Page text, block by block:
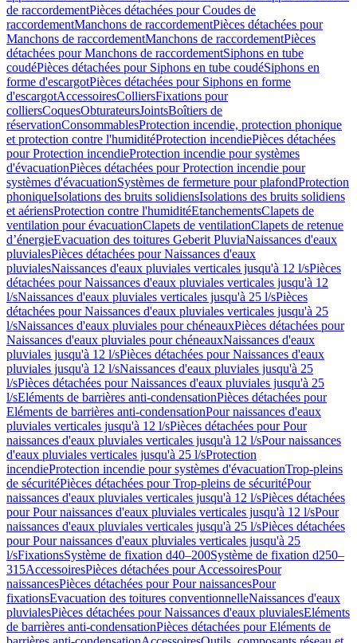
de raccordementPièces détachées pour Coudes de
raccordementManchons de raccordementPièces détachées pour
Manchons de raccordementManchons de raccordementPièces
détachées pour Manchons de raccordementSiphons en tube
coudéPièces détachées pour Siphons en tube coudéSiphons en
forme d'escargotPièces détachées pour Siphons en forme
d'escargotAccessoiresColliersFixations pour
colliersCoquesObturateursJointsBoîtiers de
réservationConsommablesProtection incendie, protection phonique
et protection contre l'humiditéProtection incendiePièces détachées
pour Protection incendieProtection incendie pour systèmes
d'évacuationPièces détachées pour Protection incendie pour
systèmes d'évacuationSystèmes de fermeture pour plafondProtection
phoniqueIsolations des bruits solidiensIsolations des bruits solidiens
et aériensProtection contre l'humiditéEtanchementsClapets de
ventilation pour évacuationClapets de ventilationClapets de retenue
d’énergieEvacuation des toitures Geberit PluviaNaissances d'eaux
pluvialesPièces détachées pour Naissances d'eaux
pluvialesNaissances d'eaux pluviales verticales jusqu'à 12 l/sPièces
détachées pour Naissances d'eaux pluviales verticales jusqu'à 12
l/sNaissances d'eaux pluviales verticales jusqu'à 25 l/sPièces
détachées pour Naissances d'eaux pluviales verticales jusqu'à 25
l/sNaissances d'eaux pluviales pour chéneauxPièces détachées pour
Naissances d'eaux pluviales pour chéneauxNaissances d'eaux
pluviales jusqu'à 12 l/sPièces détachées pour Naissances d'eaux
pluviales jusqu'à 12 l/sNaissances d'eaux pluviales jusqu'à 25
l/sPièces détachées pour Naissances d'eaux pluviales jusqu'à 25
l/sEléments de barrières anti-condensationPièces détachées pour
Eléments de barrières anti-condensationPour naissances d'eaux
pluviales verticales jusqu'à 12 l/sPièces détachées pour Pour
naissances d'eaux pluviales verticales jusqu'à 12 l/sPour naissances
d'eaux pluviales verticales jusqu'à 25 l/sProtection
incendieProtection incendie pour systèmes d'évacuationTrop-pleins
de sécuritéPièces détachées pour Trop-pleins de sécuritéPour
naissances d'eaux pluviales verticales jusqu'à 12 l/sPièces détachées
pour Pour naissances d'eaux pluviales verticales jusqu'à 12 l/sPour
naissances d'eaux pluviales verticales jusqu'à 25 l/sPièces détachées
pour Pour naissances d'eaux pluviales verticales jusqu'à 25
l/sFixationsSystème de fixation d40–200Système de fixation d250–
315AccessoiresPièces détachées pour AccessoiresPour
naissancesPièces détachées pour Pour naissancesPour
fixationsEvacuation des toitures conventionnelleNaissances d'eaux
pluvialesPièces détachées pour Naissances d'eaux pluvialesEléments
de barrières anti-condensationPièces détachées pour Eléments de